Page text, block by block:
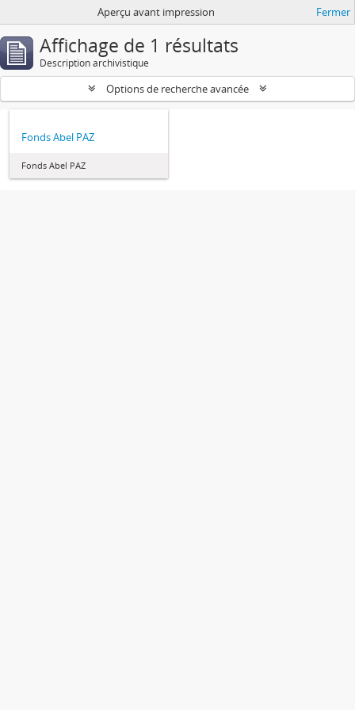
Aperçu avant impression Fermer
Affichage de 1 résultats
Description archivistique
Options de recherche avancée
Fonds Abel PAZ
Fonds Abel PAZ